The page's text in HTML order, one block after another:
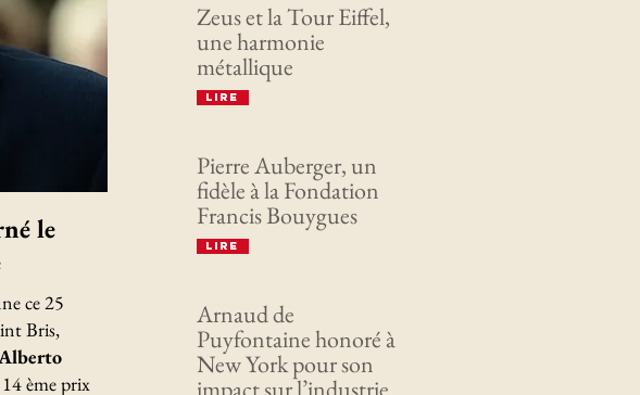
le
ce 25
Bris,
ème prix
Zeus et la Tour Eiffel,
une harmonie
métallique
Lire
Pierre Auberger, un
fidèle à la Fondation
Francis Bouygues
Lire
Arnaud de
Puyfontaine honoré à
New York pour son